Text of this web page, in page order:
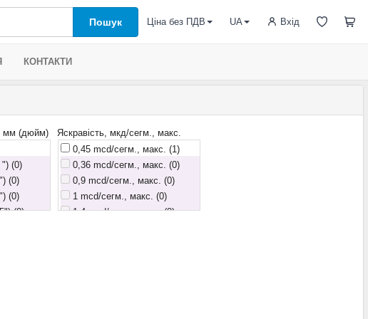
Пошук Вхід
Ціна без ПДВ UA
КОНТАКТИ
мм (дюйм)
(0)
(0)
(0)
(0)
Яскравість, мкд/сегм., макс.
0,45 mcd/сегм., макс. (1)
0,36 mcd/сегм., макс. (0)
0,9 mcd/сегм., макс. (0)
1 mcd/сегм., макс. (0)
1,4 mcd/сегм., макс. (0)